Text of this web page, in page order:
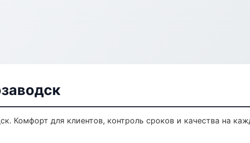
Комфорт для клиентов, контроль сроков и качества на